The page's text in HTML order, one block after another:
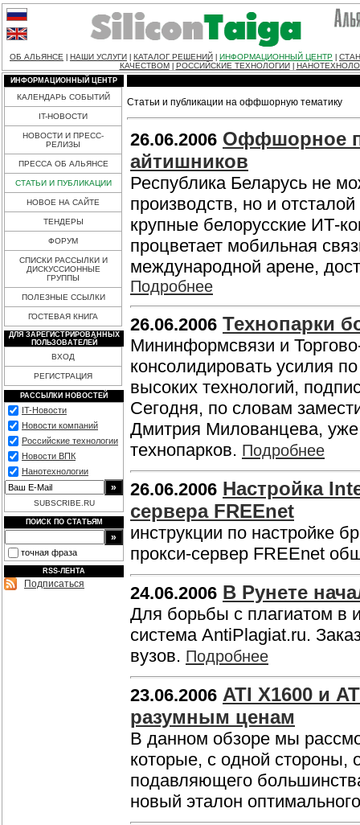
ОБ АЛЬЯНСЕ НАШИ УСЛУГИ КАТАЛОГ РЕШЕНИЙ ИНФОРМАЦИОННЫЙ ЦЕНТР
КАЧЕСТВОМ
РОССИЙСКИЕ ТЕХНОЛОГИИ
ИНФОРМАЦИОННЫЙ ЦЕНТР
КАЛЕНДАРЬ СОБЫТИЙ
IT-НОВОСТИ
НОВОСТИ И ПРЕСС-
РЕЛИЗЫ
ПРЕССА ОБ АЛЬЯНСЕ
СТАТЬИ И ПУБЛИКАЦИИ
НОВОЕ НА САЙТЕ
ТЕНДЕРЫ
ФОРУМ
СПИСКИ РАССЫЛКИ И
ДИСКУССИОННЫЕ
ГРУППЫ
ПОЛЕЗНЫЕ ССЫЛКИ
ГОСТЕВАЯ КНИГА
ДЛЯ ЗАРЕГИСТРИРОВАННЫХ
ПОЛЬЗОВАТЕЛЕЙ
ВХОД
РЕГИСТРАЦИЯ
РАССЫЛКИ НОВОСТЕЙ
IT-Новости
Новости компаний
Российские технологии
Новости ВПК
Нанотехнологии
SUBSCRIBE.RU
ПОИСК ПО СТАТЬЯМ
точная фраза
RSS-ЛЕНТА
Подписаться
Статьи и публикации на оффшорную тематику
26.06.2006 Оффшорное
айтишников
Республика Беларусь не
производств, но и
крупные белорусские ИТ-
процветает мобильная
международной арене,
Подробнее
26.06.2006 Технопарки
Мининформсвязи и
консолидировать усилия
высоких технологий,
Сегодня, по словам
Дмитрия Милованцева,
технопарков. Подробнее
26.06.2006 Настройка
сервера FREEnet
инструкции по настройке
прокси-сервер FREEnet
24.06.2006 В Рунете
Для борьбы с плагиатом в
система AntiPlagiat.ru.
вузов. Подробнее
23.06.2006 ATI X1600 и
разумным ценам
В данном обзоре мы
которые, с одной стороны,
подавляющего
новый эталон